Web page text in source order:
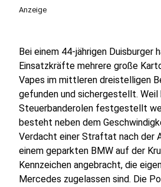
Anzeige
Bei einem 44-jährigen Duisburger
Einsatzkräfte mehrere große
Vapes im mittleren dreistelligen
gefunden und sichergestellt. Weil
Steuerbanderolen festgestellt
besteht neben dem
Verdacht einer Straftat nach der
einem geparkten BMW auf der
Kennzeichen angebracht, die
Mercedes zugelassen sind. Die